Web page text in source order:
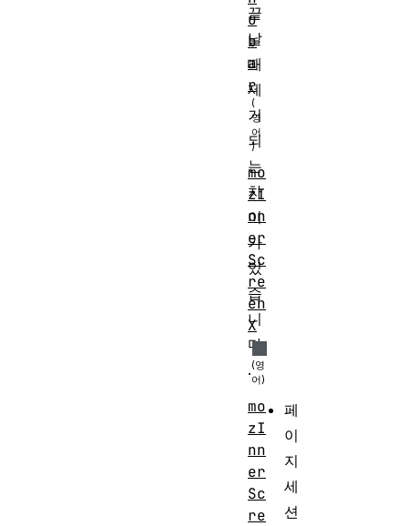
끝
날
때
제
거
되
는
차
이
가
있
습
니
다
.
페
이
지
세
션
u
b
a
r
mo
zI
nn
er
Sc
re
en
X
mo
zI
nn
er
Sc
re